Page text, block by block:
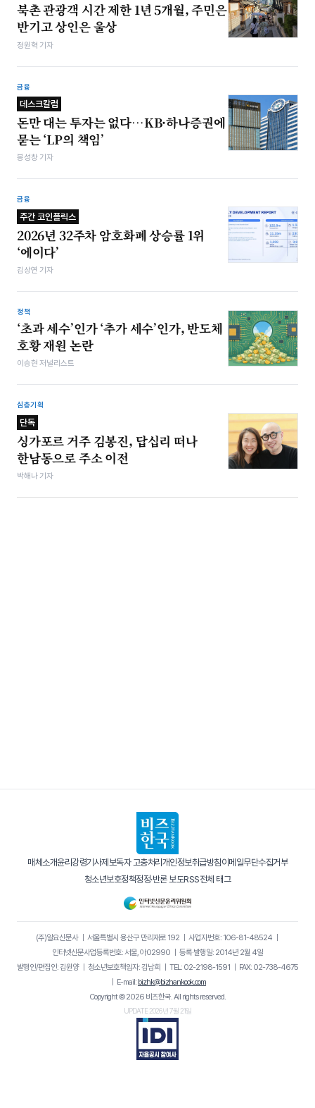
북촌 관광객 시간 제한 1년 5개월, 주민은
반기고 상인은 울상
정원혁 기자
금융
데스크칼럼
돈만 대는 투자는 없다…KB·하나증권에
묻는 ‘LP의 책임’
봉성창 기자
금융
주간 코인플릭스
2026년 32주차 암호화폐 상승률 1위
‘에이다’
김상연 기자
정책
‘초과 세수’인가 ‘추가 세수’인가, 반도체
호황 재원 논란
이승현 저널리스트
심층기획
단독
싱가포르 거주 김봉진, 답십리 떠나
한남동으로 주소 이전
박해나 기자
매체소개윤리강령기사제보독자 고충처리 개인정보취급방침이메일무단수집거부
청소년보호정책정정·반론 보도RSS전체 태그
(주)일요신문사｜ 서울특별시 용산구 만리재로 192｜ 사업자번호: 106-81-48524｜
인터넷신문사업등록번호: 서울, 아02990 ｜ 등록·발행일: 2014년 2월 4일
발행인/편집인: 김원양｜ 청소년보호책임자: 김남희 ｜ TEL: 02-2198-1591 ｜ FAX: 02-738-4675
｜ E-mail: bizhk@bizhankook.com
Copyright © 2026 비즈한국. All rights reserved.
UPDATE 2026년 7월 21일